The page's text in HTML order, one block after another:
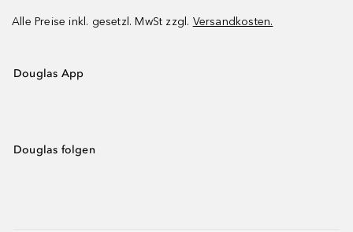
Alle Preise inkl. gesetzl. MwSt zzgl. Versandkosten.
Douglas App
Douglas folgen